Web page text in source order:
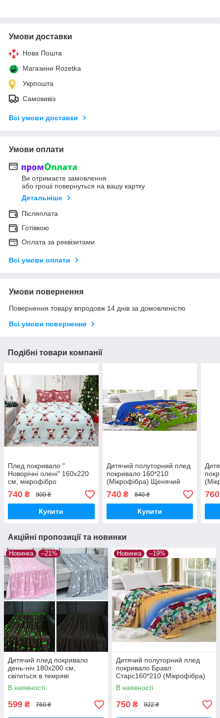
Умови доставки
Нова Пошта
Магазини Rozetka
Укрпошта
Самовивіз
Всі умови доставки
Умови оплати
Ви отримаєте замовлення
або гроші повернуться на вашу картку
Детальніше
Післяплата
Готівкою
Оплата за реквізитами
Всі умови оплати
Умови повернення
Повернення товару впродовж 14 днів за домовленістю
Всі умови повернення
Подібні товари компанії
Плед покривало "
Новорічні олені" 160х220
см, мікрофібро
740 ₴ 900 ₴
Купити
Дитячий полуторний плед
покривало 160*210
(Мікрофібра) Щенячий
патруль
740₴ 840 ₴
Купити
760
Акційні пропозиції та новинки
Новинка –21%
Дитячий плед покривало
день-ніч 180х200 см,
світиться в темряві
(Мікрофібра)
В наявності
599 ₴ 760 ₴
Новинка –19%
Дитячий полуторний плед
покривало Бравл
Старс160*210 (Мікрофібра)
В наявності
750 ₴ 922 ₴